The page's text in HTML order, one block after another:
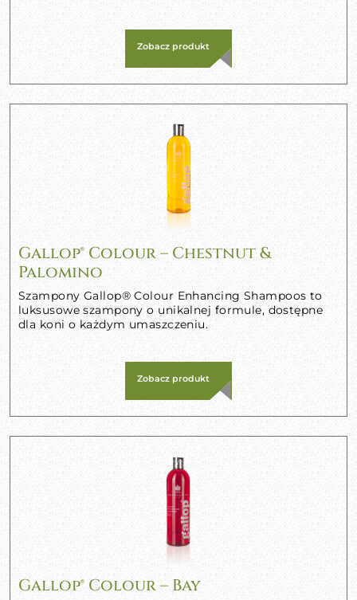
Zobacz produkt
Gallop® Colour – Chestnut &
Palomino
Szampony Gallop® Colour Enhancing Shampoos to
luksusowe szampony o unikalnej formule, dostępne
dla koni o każdym umaszczeniu.
Zobacz produkt
Gallop® Colour – Bay